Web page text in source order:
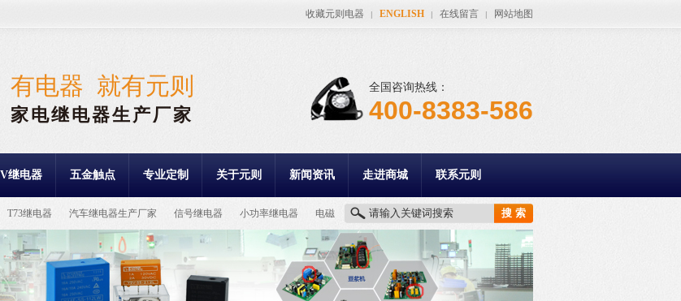
收藏元则电器 | ENGLISH | 在线留言 | 网站地图
有电器 就有元则
家电继电器生产厂家
全国咨询热线：
400-8383-586
继电器 五金触点 专业定制 关于元则 新闻资讯 走进商城 联系元则
T73继电器 汽车继电器生产厂家 信号继电器 小功率继电器
电磁